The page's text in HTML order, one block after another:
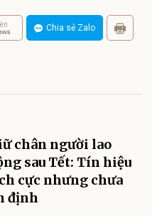
Chia sẻ Zalo
chân người lao
sau Tết: Tín hiệu
cực nhưng chưa
định